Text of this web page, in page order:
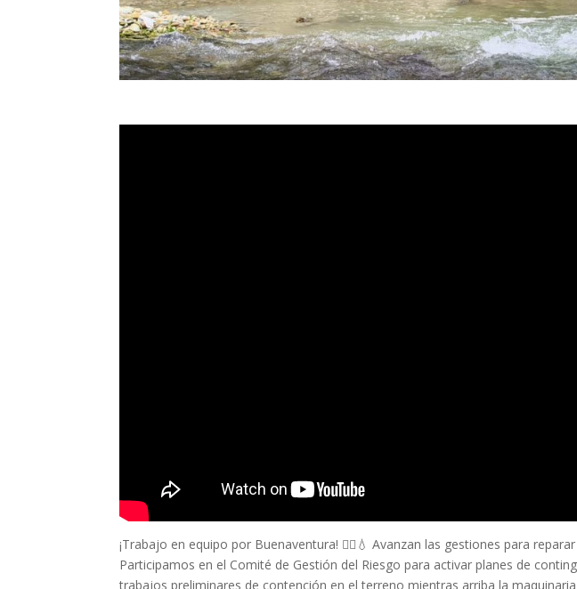
¡Trabajo en equipo por Buenaventura! 👷‍♂️💧 Avanzan las gestiones para
Participamos en el Comité de Gestión del Riesgo para activar planes de
trabajos preliminares de contención en el terreno mientras arriba la